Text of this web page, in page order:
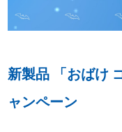
新製品 「おばけ
ャンペーン